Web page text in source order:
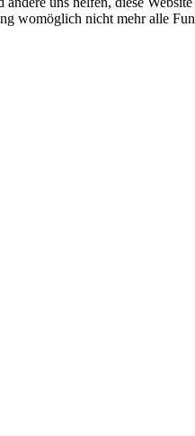
womöglich nicht mehr alle